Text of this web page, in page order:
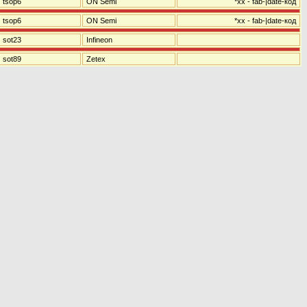
tsop6 ON Semi *xx - fab-|date-код
sot23 Infineon
sot89 Zetex